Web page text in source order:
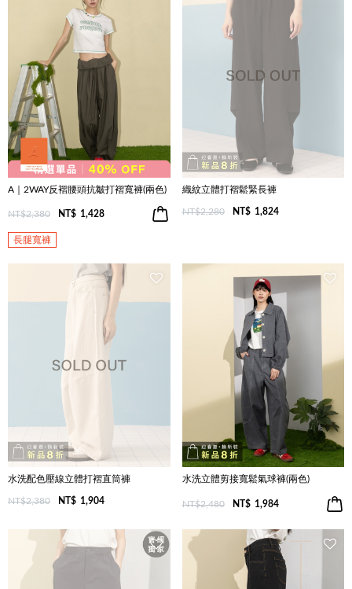
A｜2WAY反褶腰頭抗皺打褶寬褲(兩色)
NT$2,380 NT$ 1,428
長腿寬褲
織紋立體打褶鬆緊長褲
NT$2,280 NT$ 1,824
水洗配色壓線立體打褶直筒褲
NT$2,380 NT$ 1,904
水洗立體剪接寬鬆氣球褲(兩色)
NT$2,480 NT$ 1,984